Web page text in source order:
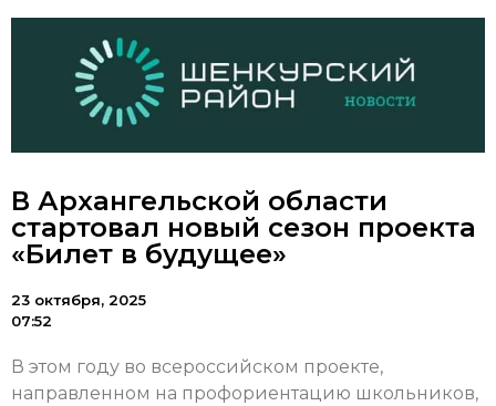
В Архангельской области
стартовал новый сезон проекта
«Билет в будущее»
23 октября, 2025
07:52
В этом году во всероссийском проекте,
направленном на профориентацию школьников,